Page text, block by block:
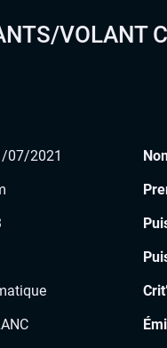
VOLANT
07/2021